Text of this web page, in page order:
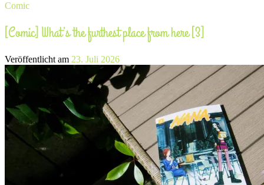
Comic
[Comic] What’s the furthest place from here [3]
Veröffentlicht am 23. Juli 2026